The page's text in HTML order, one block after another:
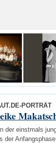
PORTRÄT
der einstmals
der